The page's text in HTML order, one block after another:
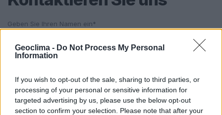
Geoclima - Do Not Process My Personal
Information
If you wish to opt-out of the sale, sharing to third parties, or
processing of your personal or sensitive information for
targeted advertising by us, please use the below opt-out
section to confirm your selection. Please note that after your
Einreichen